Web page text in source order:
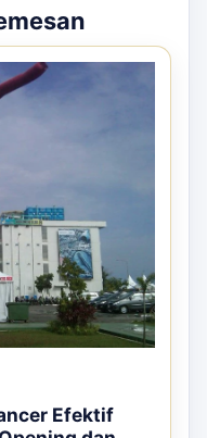
Efektif